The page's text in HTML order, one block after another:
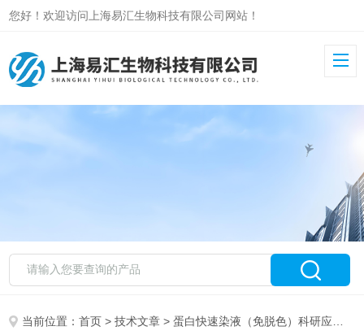
您好！欢迎访问上海易汇生物科技有限公司网站！
当前位置：首页 >技术文章 > 蛋白快速染液（免脱色）科研应用指南